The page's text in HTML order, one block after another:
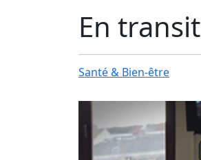
En transit
Santé & Bien-être